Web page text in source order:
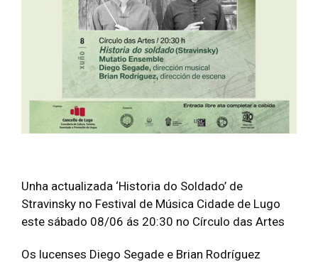
Unha actualizada ‘Historia do Soldado’ de
Stravinsky no Festival de Música Cidade de Lugo
este sábado 08/06 ás 20:30 no Círculo das Artes
Os lucenses Diego Segade e Brian Rodríguez